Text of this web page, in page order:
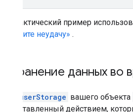
См. практический пример
провалите неудачу» .
Сохранение данных во
userStorage вашего объекта
предоставленный действием,